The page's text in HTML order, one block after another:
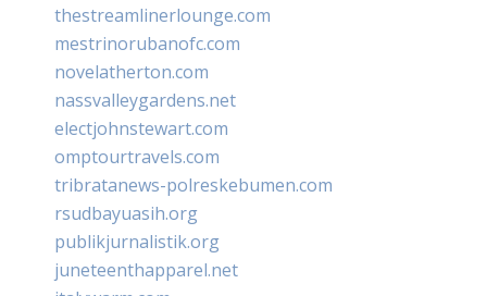
thestreamlinerlounge.com
mestrinorubanofc.com
novelatherton.com
nassvalleygardens.net
electjohnstewart.com
omptourtravels.com
tribratanews-polreskebumen.com
rsudbayuasih.org
publikjurnalistik.org
juneteenthapparel.net